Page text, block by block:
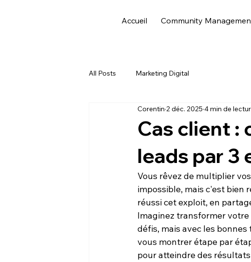
Accueil Community
All Posts Marketing Digital
Cas client :
leads par 3
Corentin 2 déc. 2025 4 min de
Vous rêvez de multiplier vos
impossible, mais c'est bien
réussi cet exploit, en
Imaginez transformer
défis, mais avec les
vous montrer étape par
pour atteindre des